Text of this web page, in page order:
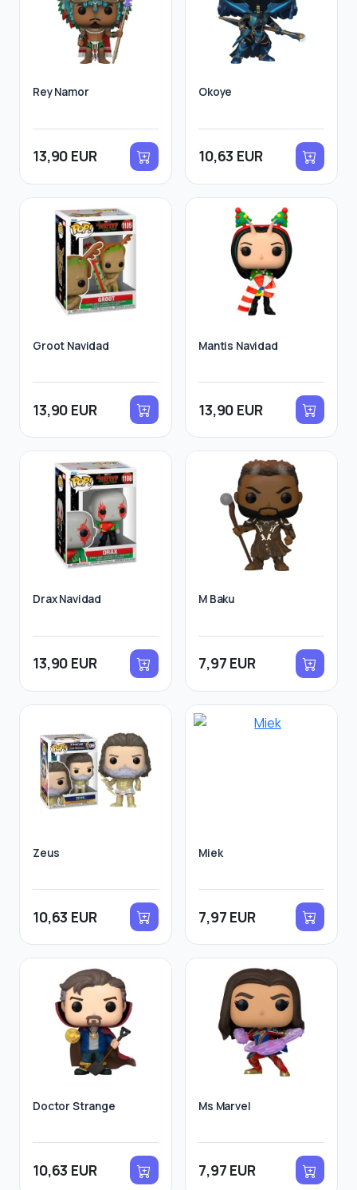
Rey Namor
13,90 EUR
Okoye
10,63 EUR
Groot Navidad
13,90 EUR
Mantis Navidad
13,90 EUR
Drax Navidad
13,90 EUR
M Baku
7,97 EUR
Zeus
10,63 EUR
Miek
7,97 EUR
Doctor Strange
10,63 EUR
Ms Marvel
7,97 EUR